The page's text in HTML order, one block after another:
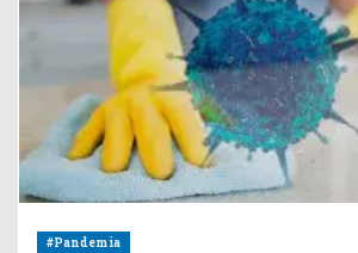
#Pandemia